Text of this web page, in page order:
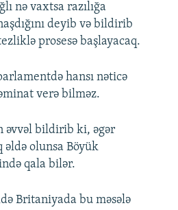
nə vaxtsa razılığa
deyib və bildirib
prosesə başlayacaq.
hansı nəticə
verə bilməz.
əvvəl bildirib ki, əgər
əldə olunsa Böyük
qala bilər.
Britaniyada bu məsələ